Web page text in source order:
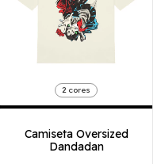
2 cores
Camiseta Oversized
Dandadan